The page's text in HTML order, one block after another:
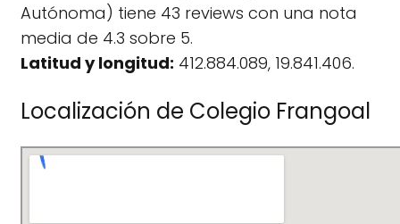
Autónoma) tiene 43 reviews con una nota
media de 4.3 sobre 5.
Latitud y longitud: 412.884.089, 19.841.406.
Localización de Colegio Frangoal